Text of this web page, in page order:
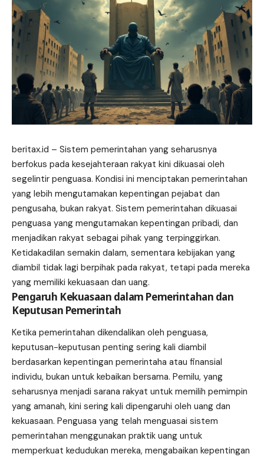
beritax.id – Sistem pemerintahan yang seharusnya
berfokus pada kesejahteraan rakyat kini dikuasai oleh
segelintir penguasa. Kondisi ini menciptakan pemerintahan
yang lebih mengutamakan kepentingan pejabat dan
pengusaha, bukan rakyat. Sistem pemerintahan dikuasai
penguasa yang mengutamakan kepentingan pribadi, dan
menjadikan rakyat sebagai pihak yang terpinggirkan.
Ketidakadilan semakin dalam, sementara kebijakan yang
diambil tidak lagi berpihak pada rakyat, tetapi pada mereka
yang memiliki kekuasaan dan uang.
Pengaruh Kekuasaan dalam Pemerintahan dan
Keputusan Pemerintah
Ketika pemerintahan dikendalikan oleh penguasa,
keputusan-keputusan penting sering kali diambil
berdasarkan kepentingan pemerintaha atau finansial
individu, bukan untuk kebaikan bersama. Pemilu, yang
seharusnya menjadi sarana rakyat untuk memilih pemimpin
yang amanah, kini sering kali dipengaruhi oleh uang dan
kekuasaan. Penguasa yang telah menguasai sistem
pemerintahan menggunakan praktik uang untuk
memperkuat kedudukan mereka, mengabaikan kepentingan